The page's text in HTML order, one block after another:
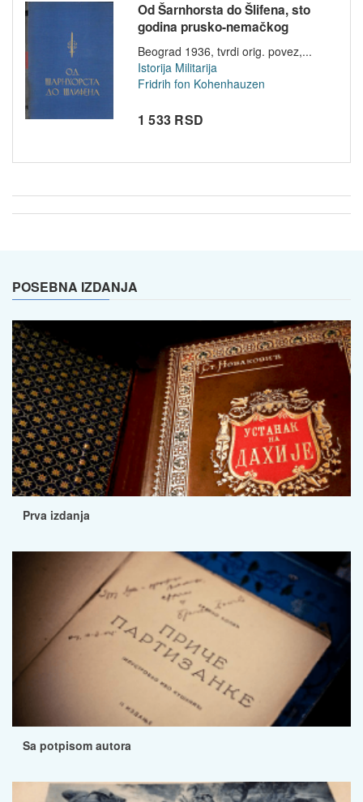
Od Šarnhorsta do Šlifena, sto
godina prusko-nemačkog
đeneral...
Beograd 1936, tvrdi orig. povez,...
Istorija Militarija
Fridrih fon Kohenhauzen
1 533 RSD
POSEBNA IZDANJA
Prva izdanja
Sa potpisom autora